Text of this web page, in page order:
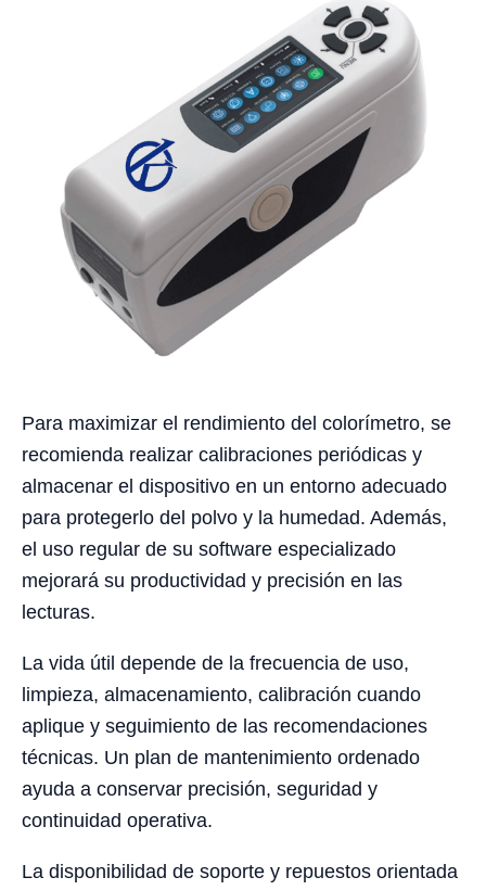
Para maximizar el rendimiento del colorímetro, se
recomienda realizar calibraciones periódicas y
almacenar el dispositivo en un entorno adecuado
para protegerlo del polvo y la humedad. Además,
el uso regular de su software especializado
mejorará su productividad y precisión en las
lecturas.
La vida útil depende de la frecuencia de uso,
limpieza, almacenamiento, calibración cuando
aplique y seguimiento de las recomendaciones
técnicas. Un plan de mantenimiento ordenado
ayuda a conservar precisión, seguridad y
continuidad operativa.
La disponibilidad de soporte y repuestos orientada